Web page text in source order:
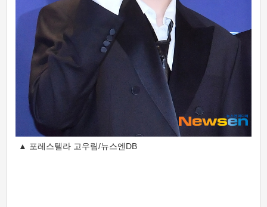
▲ 포레스텔라 고우림/뉴스엔DB